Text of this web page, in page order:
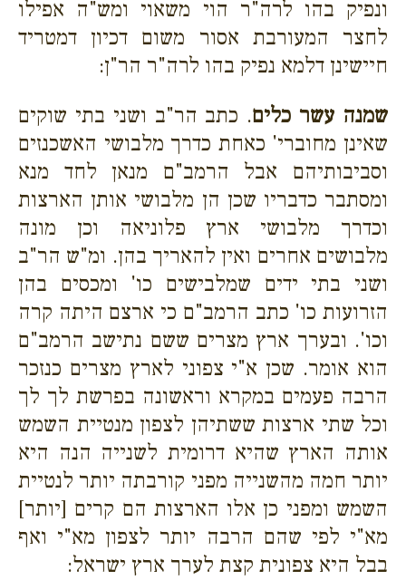
ונפיק בהו לרה"ר הוי משאוי ומש"ה אפילו
לחצר המעורבת אסור משום דכיון דמטריד
חיישינן דלמא נפיק בהו לרה"ר הר"ן:
שמנה עשר כלים. כתב הר"ב ושני בתי שוקים
שאינן מחוברי' כאחת כדרך מלבושי האשכנזים
וסביבותיהם אבל הרמב"ם מנאן לחד מנא
ומסתבר כדבריו שכן הן מלבושי אותן הארצות
וכדרך מלבושי ארץ פלוניאה וכן מונה
מלבושים אחרים ואין להאריך בהן. ומ"ש הר"ב
ושני בתי ידים שמלבישים כו' ומכסים בהן
הזרועות כו' כתב הרמב"ם כי ארצם היתה קרה
וכו'. ובערך ארץ מצרים ששם נתישב הרמב"ם
הוא אומר. שכן א"י צפוני לארץ מצרים כנזכר
הרבה פעמים במקרא וראשונה בפרשת לך לך
וכל שתי ארצות ששתיהן לצפון מנטיית השמש
אותה הארץ שהיא דרומית לשנייה הנה היא
יותר חמה מהשנייה מפני קורבתה יותר לנטיית
השמש ומפני כן אלו הארצות הם קרים [יותר]
מא"י לפי שהם הרבה יותר לצפון מא"י ואף
בבל היא צפונית קצת לערך ארץ ישראל: